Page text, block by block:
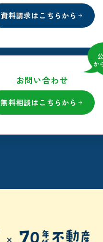
資料請求はこちらから
お問い合わせ
無料相談はこちらから